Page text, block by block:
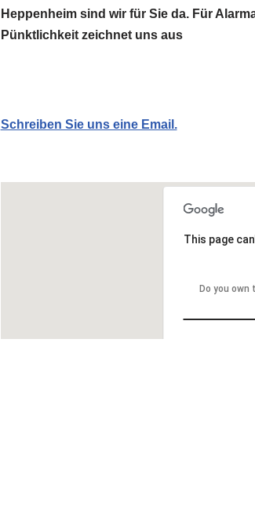
Heppenheim sind wir für Sie da. Für
Pünktlichkeit zeichnet uns aus
Schreiben Sie uns eine Email.
This page
Do you own